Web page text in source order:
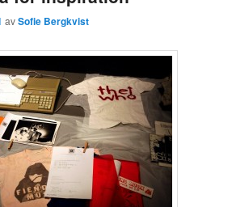
avSofie Bergkvist